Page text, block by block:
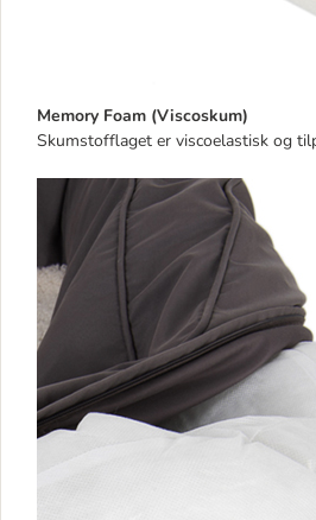
Memory Foam (Viscoskum)
Skumstofflaget er viscoelastisk og